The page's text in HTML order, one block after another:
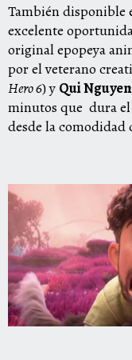
También disponible
excelente
original epopeya
por el veterano
Hero 6) y Qui Nguyen
minutos que dura
desde la comodidad